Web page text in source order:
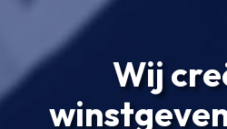
Wij